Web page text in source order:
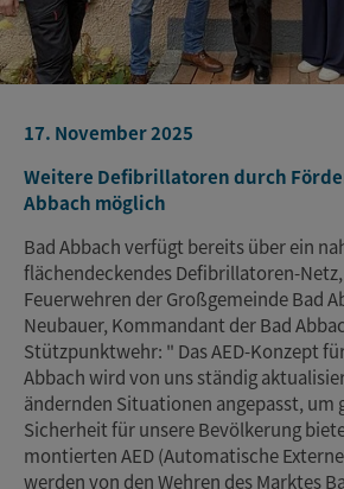
17. November 2025
Weitere Defibrillatoren durch
Abbach möglich
Bad Abbach verfügt bereits über ein
flächendeckendes Defibrillatoren-
Feuerwehren der Großgemeinde Bad
Neubauer, Kommandant der Bad
Stützpunktwehr: " Das AED-Konzept
Abbach wird von uns ständig
ändernden Situationen angepasst,
Sicherheit für unsere Bevölkerung
montierten AED (Automatische
werden von den Wehren des Marktes